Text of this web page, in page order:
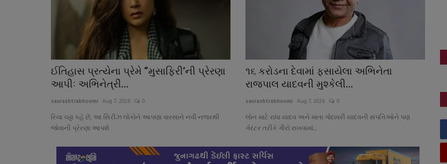
ઈતિહાસ પ્રત્યેના પ્રેમે “મુસાફિરી’ની પ્રેરણા
આપીઃ અભિનેત્રી...
saurashtrabhoomi Aug 7, 2026 0
રિચા ચઢ્ઢા કહે છે, આ સિરીઝ લોકોને આપણા વારસાને નવી નજરથી
જોવાની પ્રેરણા આપશે
૧૬ કરોડના દેવામાં ફસાયેલા અભિનેતા
રાજપાલ યાદવની મુશ્કેલી...
saurashtrabhoomi Aug 7, 2026 0
લોન માટે રાધા યાદવ અને માતા ગોદાવરી યાદવની સંપત્તિઓને પણ
ગેરંટર તરીકે ગીરો રાખવામાં...